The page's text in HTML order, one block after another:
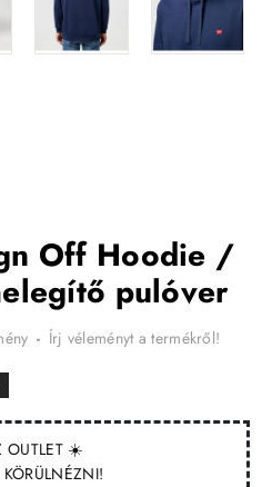
Off Hoodie /
pulóver
OUTLET ☀️
- Írj véleményt a termékről!